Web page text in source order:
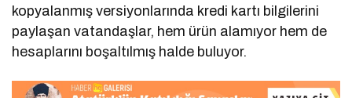
kopyalanmış versiyonlarında kredi kartı bilgilerini
paylaşan vatandaşlar, hem ürün alamıyor hem de
hesaplarını boşaltılmış halde buluyor.